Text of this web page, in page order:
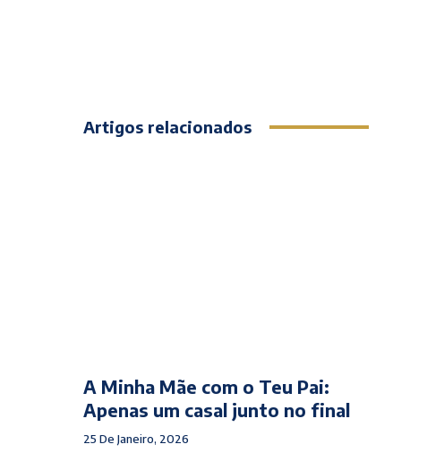
Artigos relacionados
A Minha Mãe com o Teu Pai:
Apenas um casal junto no final
25 De Janeiro, 2026